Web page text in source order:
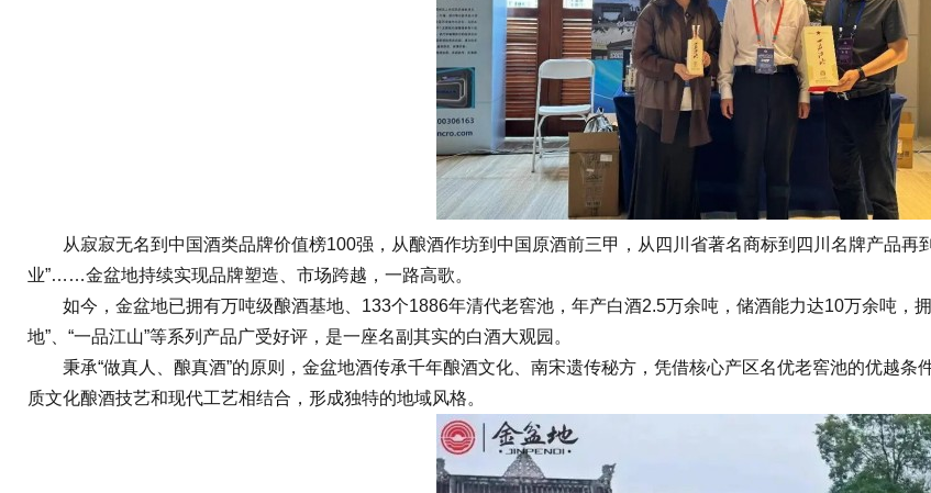
从寂寂无名到中国酒类品牌价值榜100强，从酿酒作坊到中国原酒前三甲，从四川省著名商标到四川名牌产品再到
业”……金盆地持续实现品牌塑造、市场跨越，一路高歌。
如今，金盆地已拥有万吨级酿酒基地、133个1886年清代老窖池，年产白酒2.5万余吨，储酒能力达10万余吨，
地”、“一品江山”等系列产品广受好评，是一座名副其实的白酒大观园。
秉承“做真人、酿真酒”的原则，金盆地酒传承千年酿酒文化、南宋遗传秘方，凭借核心产区名优老窖池的优越条
质文化酿酒技艺和现代工艺相结合，形成独特的地域风格。